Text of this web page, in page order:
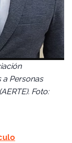
a Personas
Foto: